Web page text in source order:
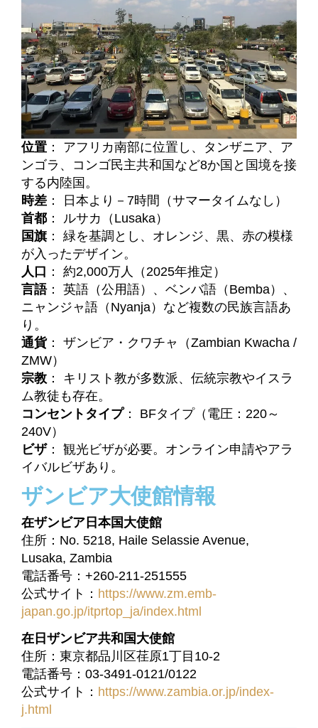
位置 ： アフリカ南部に位置し、タンザニア、ア
ンゴラ、コンゴ民主共和国など8か国と国境を接
する内陸国。
時差 ： 日本より－7時間（サマータイムなし）
首都： ルサカ（Lusaka）
国旗： 緑を基調とし、オレンジ、黒、赤の模様
が入ったデザイン。
人口 ： 約2,000万人（2025年推定）
言語： 英語（公用語）、ベンバ語（Bemba）、
ニャンジャ語（Nyanja）など複数の民族言語あ
り。
通貨： ザンビア・クワチャ（Zambian Kwacha /
ZMW）
宗教 ： キリスト教が多数派、伝統宗教やイスラ
ム教徒も存在。
コンセントタイプ： BFタイプ（電圧：220～
240V）
ビザ： 観光ビザが必要。オンライン申請やアラ
イバルビザあり。
ザンビア大使館情報
在ザンビア日本国大使館
住所：No. 5218, Haile Selassie Avenue,
Lusaka, Zambia
電話番号：+260-211-251555
公式サイト： https://www.zm.emb-
japan.go.jp/itprtop_ja/index.html
在日ザンビア共和国大使館
住所：東京都品川区荏原1丁目10-2
電話番号：03-3491-0121/0122
公式サイト： https://www.zambia.or.jp/index-
j.html